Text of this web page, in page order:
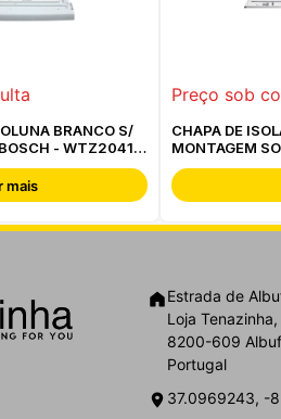
BRANCO S/
- WTZ20410
mais
Preço sob
CHAPA DE
MONTAGEM
WMZ20430 -
Estrada de
Loja Tenazinha,
8200-609
Portugal
37.0969243, -